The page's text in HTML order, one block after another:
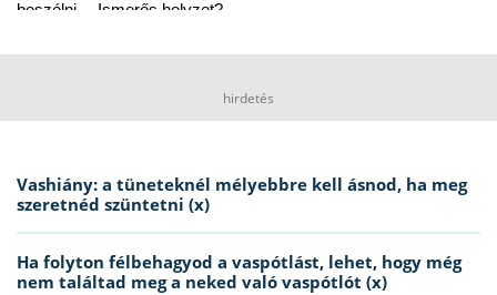
beszélni… Ismerős helyzet?
hirdetés
Vashiány: a tüneteknél mélyebbre kell ásnod, ha meg
szeretnéd szüntetni (x)
Ha folyton félbehagyod a vaspótlást, lehet, hogy még
nem találtad meg a neked való vaspótlót (x)